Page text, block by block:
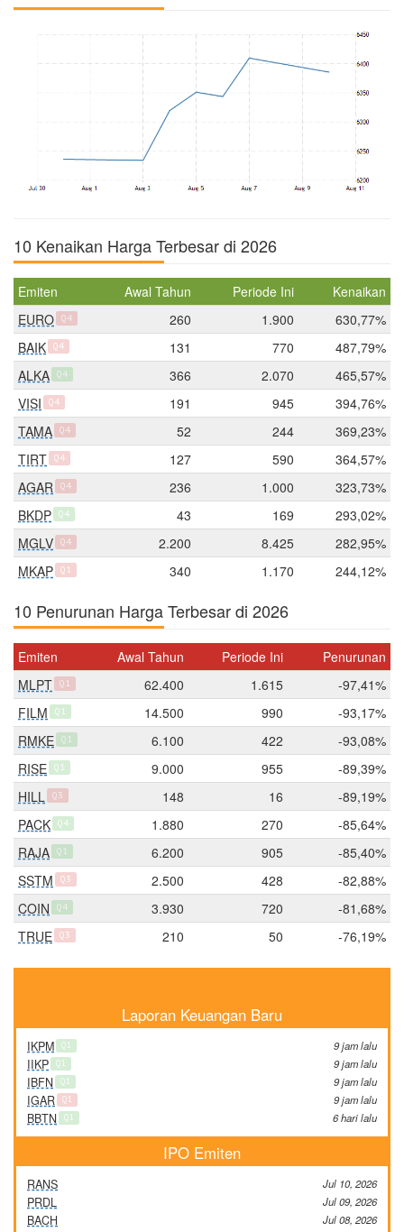
10 Kenaikan Harga Terbesar di 2026
Emiten Awal Tahun Periode Ini
Kenaikan
EURO
Q4 260 1.900
630,77%
BAIK
Q4 131 770
487,79%
ALKA
Q4 366 2.070
465,57%
VISI
Q4 191 945
394,76%
TAMA
Q4 52 244
369,23%
TIRT
Q4 127 590
364,57%
AGAR
Q4 236 1.000
323,73%
BKDP
Q4 43 169
293,02%
MGLV
Q4 2.200 8.425
282,95%
MKAP
Q1 340 1.170 244,12%
10 Penurunan Harga Terbesar di 2026
Emiten Awal Tahun Periode Ini
Penurunan
MLPT
Q1 62.400 1.615
-97,41%
FILM
Q1 14.500 990
-93,17%
RMKE
Q1 6.100 422
-93,08%
RISE
Q1 9.000 955
-89,39%
HILL
Q3 148 16
-89,19%
PACK
Q4 1.880 270
-85,64%
RAJA
Q1 6.200 905
-85,40%
SSTM
Q3 2.500 428
-82,88%
COIN
Q4 3.930 720
-81,68%
TRUE
Q3 210 50 -76,19%
Laporan Keuangan Baru
IKPM Q1 9 jam lalu
IIKP Q1 9 jam lalu
IBFN Q1 9 jam lalu
IGAR Q1 9 jam lalu
BBTN Q1 6 hari lalu
IPO Emiten
RANS Jul 10, 2026
PRDL Jul 09, 2026
BACH Jul 08, 2026